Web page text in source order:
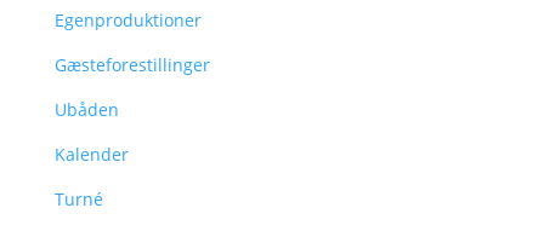
Egenproduktioner
Gæsteforestillinger
Ubåden
Kalender
Turné